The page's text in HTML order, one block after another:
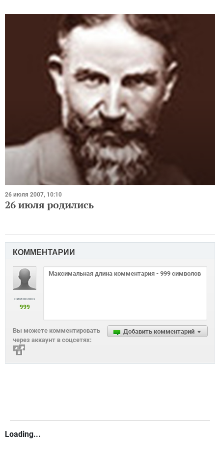
26 июля 2007, 10:10
26 июля родились
КОММЕНТАРИИ
символов
999
Добавить комментарий
Вы можете комментировать
через аккаунт в соцсетях:
Loading...